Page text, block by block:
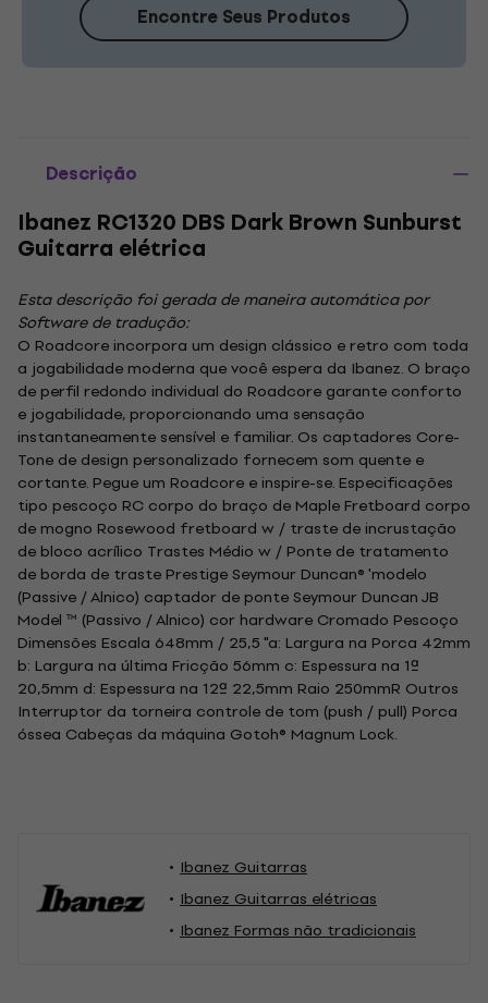
Encontre Seus Produtos
Descrição
Ibanez RC1320 DBS Dark Brown Sunburst
Guitarra elétrica
Esta descrição foi gerada de maneira automática por
Software de tradução:
O Roadcore incorpora um design clássico e retro com toda
a jogabilidade moderna que você espera da Ibanez. O braço
de perfil redondo individual do Roadcore garante conforto
e jogabilidade, proporcionando uma sensação
instantaneamente sensível e familiar. Os captadores Core-
Tone de design personalizado fornecem som quente e
cortante. Pegue um Roadcore e inspire-se. Especificações
tipo pescoço RC corpo do braço de Maple Fretboard corpo
de mogno Rosewood fretboard w / traste de incrustação
de bloco acrílico Trastes Médio w / Ponte de tratamento
de borda de traste Prestige Seymour Duncan® 'modelo
(Passive / Alnico) captador de ponte Seymour Duncan JB
Model ™ (Passivo / Alnico) cor hardware Cromado Pescoço
Dimensões Escala 648mm / 25,5 "a: Largura na Porca 42mm
b: Largura na última Fricção 56mm c: Espessura na 1ª
20,5mm d: Espessura na 12ª 22,5mm Raio 250mmR Outros
Interruptor da torneira controle de tom (push / pull) Porca
óssea Cabeças da máquina Gotoh® Magnum Lock.
Ibanez Guitarras
Ibanez Guitarras elétricas
Ibanez Formas não tradicionais